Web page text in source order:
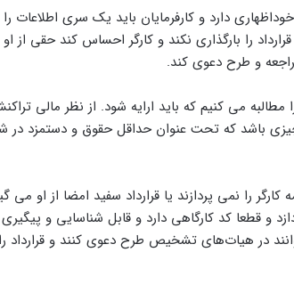
دارد و کارفرمایان باید یک سری اطلاعات را
را بارگذاری نکند و کارگر احساس کند حقی از
و طرح دعوی کند.
مطالبه می کنیم که باید ارایه شود. از نظر مالی
باشد که تحت عنوان حداقل حقوق و دستمزد
کارگر را نمی پردازند یا قرارداد سفید امضا از او می
۲۳ درصد را بپردازد و قطعا کد کارگاهی دارد و قابل شناسایی و
در هیات‌های تشخیص طرح دعوی کنند و قرارداد